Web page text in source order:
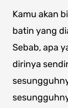
Kamu akan
batin yang
Sebab, apa
dirinya